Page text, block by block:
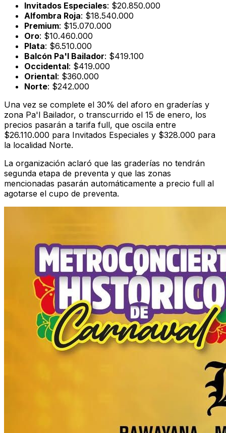
Invitados Especiales: $20.850.000
Alfombra Roja: $18.540.000
Premium: $15.070.000
Oro: $10.460.000
Plata: $6.510.000
Balcón Pa'l Bailador: $419.100
Occidental: $419.000
Oriental: $360.000
Norte: $242.000
Una vez se complete el 30% del aforo en graderías y
zona Pa'l Bailador, o transcurrido el 15 de enero, los
precios pasarán a tarifa full, que oscila entre
$26.110.000 para Invitados Especiales y $328.000 para
la localidad Norte.
La organización aclaró que las graderías no tendrán
segunda etapa de preventa y que las zonas
mencionadas pasarán automáticamente a precio full al
agotarse el cupo de preventa.